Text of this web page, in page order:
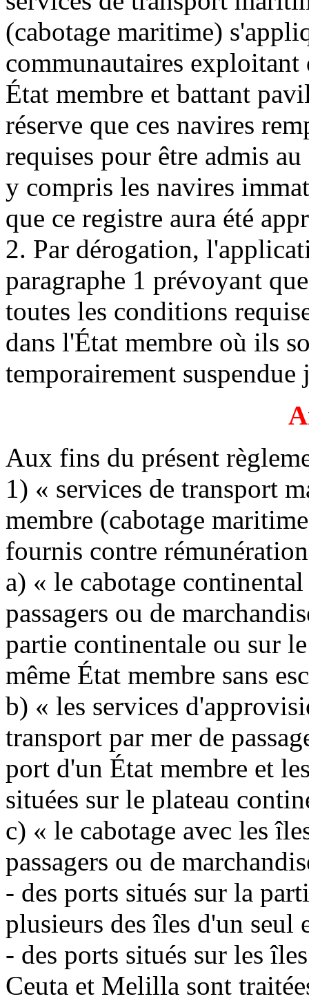
(cabotage maritime)
communautaires
État membre et battant
réserve que ces navires
requises pour être admis
y compris les navires
que ce registre aura été
2. Par dérogation,
paragraphe 1 prévoyant
toutes les conditions
dans l'État membre où ils
temporairement
Aux fins du présent
1) « services de transport
membre (cabotage
fournis contre
a) « le cabotage
passagers ou de
partie continentale ou sur
même État membre sans
b) « les services
transport par mer de
port d'un État membre et
situées sur le plateau
c) « le cabotage avec les
passagers ou de
- des ports situés sur la
plusieurs des îles d'un seul
- des ports situés sur les
Ceuta et Melilla sont